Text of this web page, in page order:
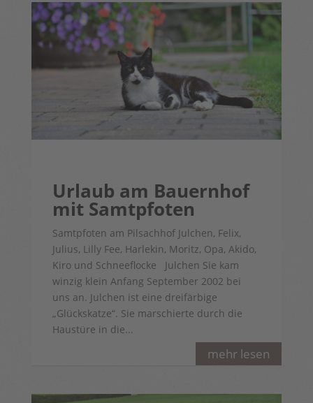
mehr lesen
Urlaub am Bauernhof
mit Samtpfoten
Samtpfoten am Pilsachhof Julchen, Felix,
Julius, Lilly Fee, Harlekin, Moritz, Opa, Akido,
Kiro und Schneeflocke Julchen Sie kam
winzig klein Anfang September 2002 bei
uns an. Julchen ist eine dreifärbige
„Glückskatze“. Sie marschierte durch die
Haustüre in die...